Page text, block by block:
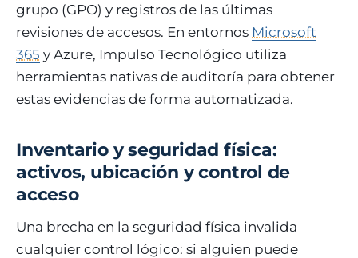
grupo (GPO) y registros de las últimas
revisiones de accesos. En entornos Microsoft
365 y Azure, Impulso Tecnológico utiliza
herramientas nativas de auditoría para obtener
estas evidencias de forma automatizada.
Inventario y seguridad física:
activos, ubicación y control de
acceso
Una brecha en la seguridad física invalida
cualquier control lógico: si alguien puede